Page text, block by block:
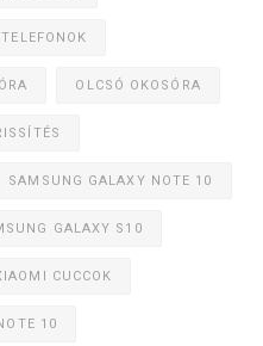
OLCSÓ OKOSÓRA
SAMSUNG GALAXY NOTE 10
GALAXY S10
CUCCOK
10